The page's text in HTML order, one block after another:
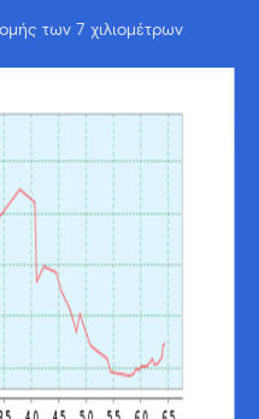
των 7 χιλιομέτρων